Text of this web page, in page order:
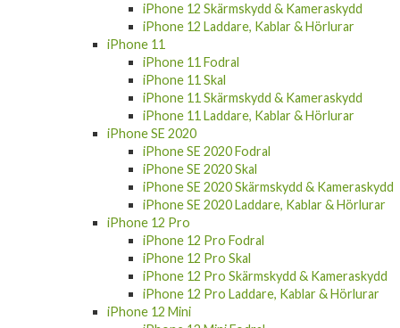
iPhone 12 Skärmskydd & Kameraskydd
iPhone 12 Laddare, Kablar & Hörlurar
iPhone 11
iPhone 11 Fodral
iPhone 11 Skal
iPhone 11 Skärmskydd & Kameraskydd
iPhone 11 Laddare, Kablar & Hörlurar
iPhone SE 2020
iPhone SE 2020 Fodral
iPhone SE 2020 Skal
iPhone SE 2020 Skärmskydd & Kameraskydd
iPhone SE 2020 Laddare, Kablar & Hörlurar
iPhone 12 Pro
iPhone 12 Pro Fodral
iPhone 12 Pro Skal
iPhone 12 Pro Skärmskydd & Kameraskydd
iPhone 12 Pro Laddare, Kablar & Hörlurar
iPhone 12 Mini